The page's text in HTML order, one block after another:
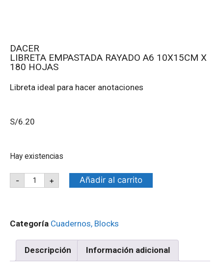
DACER
LIBRETA EMPASTADA RAYADO A6 10X15CM X
180 HOJAS
Libreta ideal para hacer anotaciones
S/6.20
Hay existencias
- + Añadir al carrito
Categoría Cuadernos, Blocks
Descripción Información adicional